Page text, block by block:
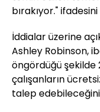
bırakıyor." ifadesini
İddialar üzerine
Ashley Robinson,
öngördüğü şekilde
çalışanların
talep